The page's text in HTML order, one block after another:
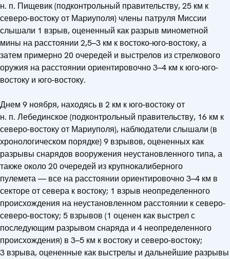
н. п. Пищевик (подконтрольный правительству, 25 км к
северо-востоку от Мариуполя) члены патруля Миссии
слышали 1 взрыв, оцененный как разрыв минометной
мины на расстоянии 2,5–3 км к востоко-юго-востоку, а
затем примерно 20 очередей и выстрелов из стрелкового
оружия на расстоянии ориентировочно 3–4 км к юго-юго-
востоку и юго-востоку.
Днем 9 ноября, находясь в 2 км к юго-востоку от
н. п. Лебединское (подконтрольный правительству, 16 км к
северо-востоку от Мариуполя), наблюдатели слышали (в
хронологическом порядке) 9 взрывов, оцененных как
разрывы снарядов вооружения неустановленного типа, а
также около 20 очередей из крупнокалиберного
пулемета — все на расстоянии ориентировочно 3–4 км в
секторе от севера к востоку; 1 взрыв неопределенного
происхождения на неустановленном расстоянии к северо-
северо-востоку; 5 взрывов (1 оценен как выстрел с
последующим разрывом снаряда и 4 неопределенного
происхождения) в 3–5 км к востоку и северо-востоку;
3 взрыва, оцененные как выстрелы и дальнейшие разрывы